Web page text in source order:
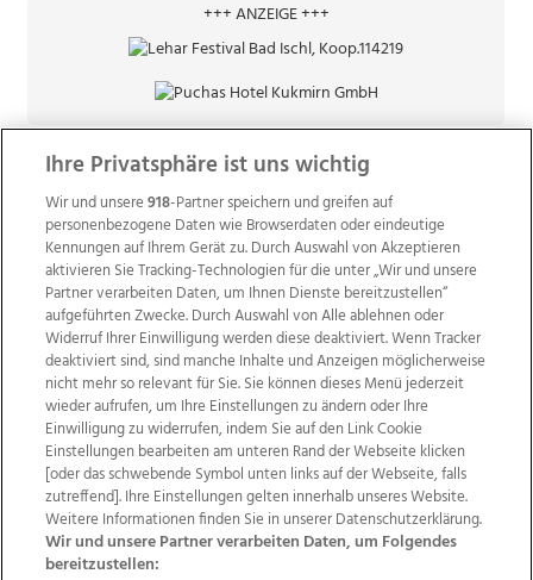
+++ ANZEIGE +++
Wir über uns Mediadaten Kontakt
Jobs
Datenschutz
Impressum
AGB Anzeigekunden
AGB Website
Ehrenkodex Politische Werbung
Ihre Privatsphäre ist uns wichtig
Wir und unsere918-Partner speichern und greifen auf
personenbezogene Daten wie Browserdaten oder eindeutige
Kennungen auf Ihrem Gerät zu. Durch Auswahl von Akzeptieren
aktivieren Sie Tracking-Technologien für die unter „Wir und unsere
Partner verarbeiten Daten, um Ihnen Dienste bereitzustellen“
aufgeführten Zwecke. Durch Auswahl von Alle ablehnen oder
Widerruf Ihrer Einwilligung werden diese deaktiviert. Wenn Tracker
deaktiviert sind, sind manche Inhalte und Anzeigen möglicherweise
nicht mehr so relevant für Sie. Sie können dieses Menü jederzeit
wieder aufrufen, um Ihre Einstellungen zu ändern oder Ihre
Einwilligung zu widerrufen, indem Sie auf den Link Cookie
Einstellungen bearbeiten am unteren Rand der Webseite klicken
[oder das schwebende Symbol unten links auf der Webseite, falls
zutreffend]. Ihre Einstellungen gelten innerhalb unseres Website.
Weitere Informationen finden Sie in unserer Datenschutzerklärung.
Wir und unsere Partner verarbeiten Daten, um Folgendes
bereitzustellen: